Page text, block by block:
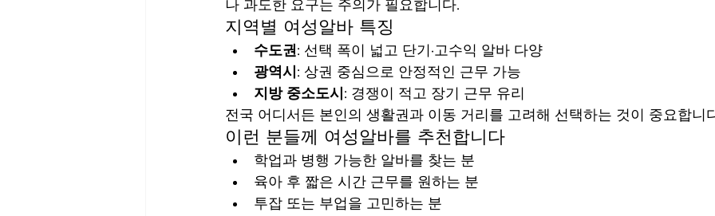
나 과도한 요구는 주의가 필요합니다.
지역별 여성알바 특징
수도권: 선택 폭이 넓고 단기·고수익 알바 다양
광역시 : 상권 중심으로 안정적인 근무 가능
지방 중소도시 : 경쟁이 적고 장기 근무 유리
전국 어디서든 본인의 생활권과 이동 거리를 고려해 선택하는 것이 중요합니
이런 분들께 여성알바를 추천합니다
학업과 병행 가능한 알바를 찾는 분
육아 후 짧은 시간 근무를 원하는 분
투잡 또는 부업을 고민하는 분